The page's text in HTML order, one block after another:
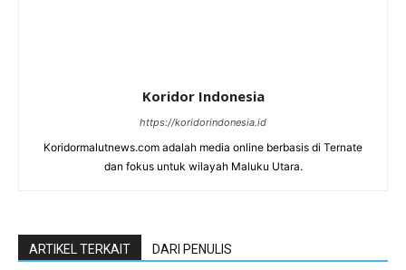
Koridor Indonesia
https://koridorindonesia.id
Koridormalutnews.com adalah media online berbasis di Ternate
dan fokus untuk wilayah Maluku Utara.
ARTIKEL TERKAIT DARI PENULIS